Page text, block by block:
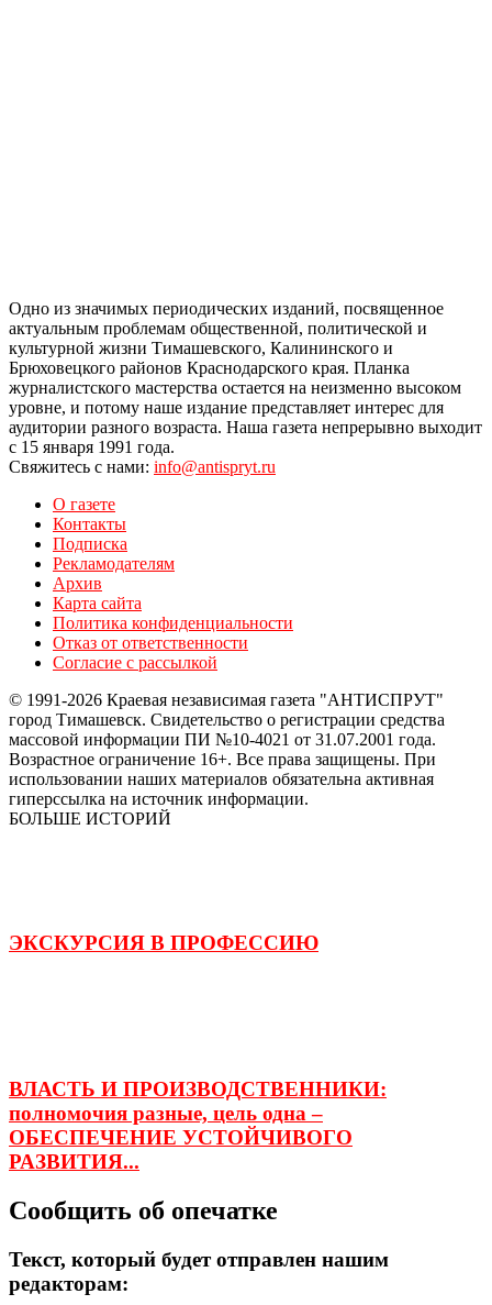
Одно из значимых периодических изданий, посвященное
актуальным проблемам общественной, политической и
культурной жизни Тимашевского, Калининского и
Брюховецкого районов Краснодарского края. Планка
журналистского мастерства остается на неизменно высоком
уровне, и потому наше издание представляет интерес для
аудитории разного возраста. Наша газета непрерывно выходит
с 15 января 1991 года.
Свяжитесь с нами: info@antispryt.ru
О газете
Контакты
Подписка
Рекламодателям
Архив
Карта сайта
Политика конфиденциальности
Отказ от ответственности
Согласие с рассылкой
© 1991-2026 Краевая независимая газета "АНТИСПРУТ"
город Тимашевск. Свидетельство о регистрации средства
массовой информации ПИ №10-4021 от 31.07.2001 года.
Возрастное ограничение 16+. Все права защищены. При
использовании наших материалов обязательна активная
гиперссылка на источник информации.
БОЛЬШЕ ИСТОРИЙ
ЭКСКУРСИЯ В ПРОФЕССИЮ
ВЛАСТЬ И ПРОИЗВОДСТВЕННИКИ:
полномочия разные, цель одна –
ОБЕСПЕЧЕНИЕ УСТОЙЧИВОГО
РАЗВИТИЯ...
Сообщить об опечатке
Текст, который будет отправлен нашим
редакторам: